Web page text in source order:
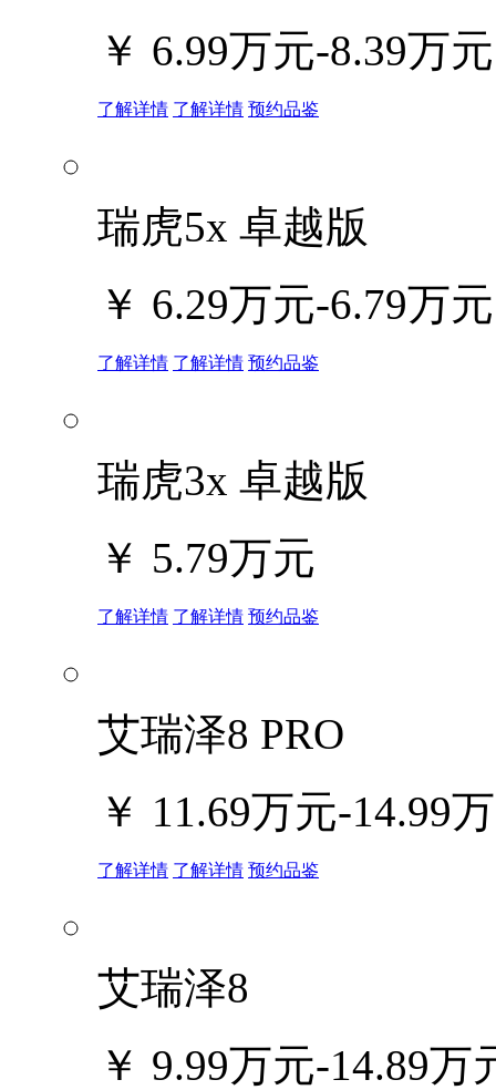
￥ 6.99万元-8.39万元
了解详情 了解详情 预约品鉴
瑞虎5x 卓越版
￥ 6.29万元-6.79万元
了解详情 了解详情 预约品鉴
瑞虎3x 卓越版
￥ 5.79万元
了解详情 了解详情 预约品鉴
艾瑞泽8 PRO
￥ 11.69万元-14.99
了解详情 了解详情 预约品鉴
艾瑞泽8
￥ 9.99万元-14.89万